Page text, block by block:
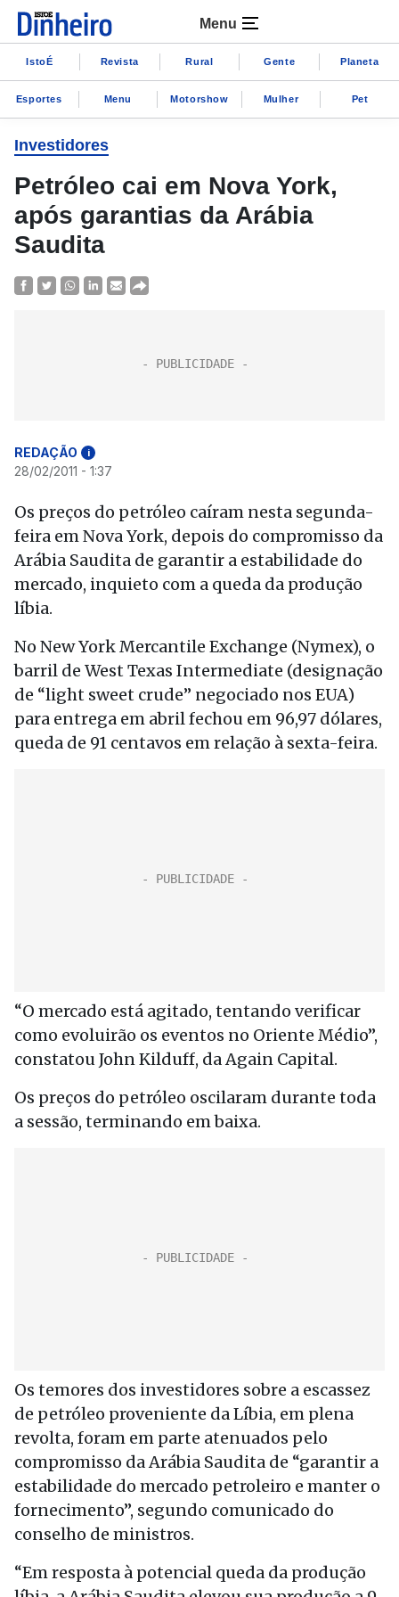
Menu
IstoÉ Revista Rural Gente Planeta
Esportes Menu Motorshow Mulher Pet
Investidores
Petróleo cai em Nova York,
após garantias da Arábia
Saudita
REDAÇÃO i
28/02/2011 - 1:37
Os preços do petróleo caíram nesta segunda-
feira em Nova York, depois do compromisso da
Arábia Saudita de garantir a estabilidade do
mercado, inquieto com a queda da produção
líbia.
No New York Mercantile Exchange (Nymex), o
barril de West Texas Intermediate (designação
de “light sweet crude” negociado nos EUA)
para entrega em abril fechou em 96,97 dólares,
queda de 91 centavos em relação à sexta-feira.
“O mercado está agitado, tentando verificar
como evoluirão os eventos no Oriente Médio”,
constatou John Kilduff, da Again Capital.
Os preços do petróleo oscilaram durante toda
a sessão, terminando em baixa.
Os temores dos investidores sobre a escassez
de petróleo proveniente da Líbia, em plena
revolta, foram em parte atenuados pelo
compromisso da Arábia Saudita de “garantir a
estabilidade do mercado petroleiro e manter o
fornecimento”, segundo comunicado do
conselho de ministros.
“Em resposta à potencial queda da produção